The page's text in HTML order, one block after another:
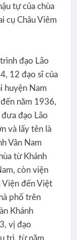
tự của chùa
cụ Châu Viêm
đạo Lão
12 đạo sĩ của
huyện Nam
năm 1936,
đạo Lão
và lấy tên là
Vân Nam
từ Khánh
còn viện
Viện đến Việt
phố trên
Khánh
vị đạo
trì, từ năm